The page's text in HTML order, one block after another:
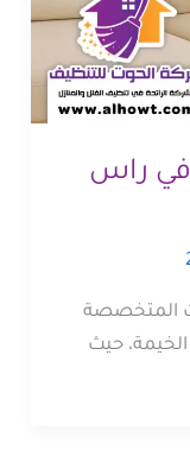
راس
المتخصصة
حيث